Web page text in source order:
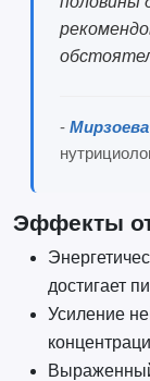
-
Эффекты
достигает
Усиление